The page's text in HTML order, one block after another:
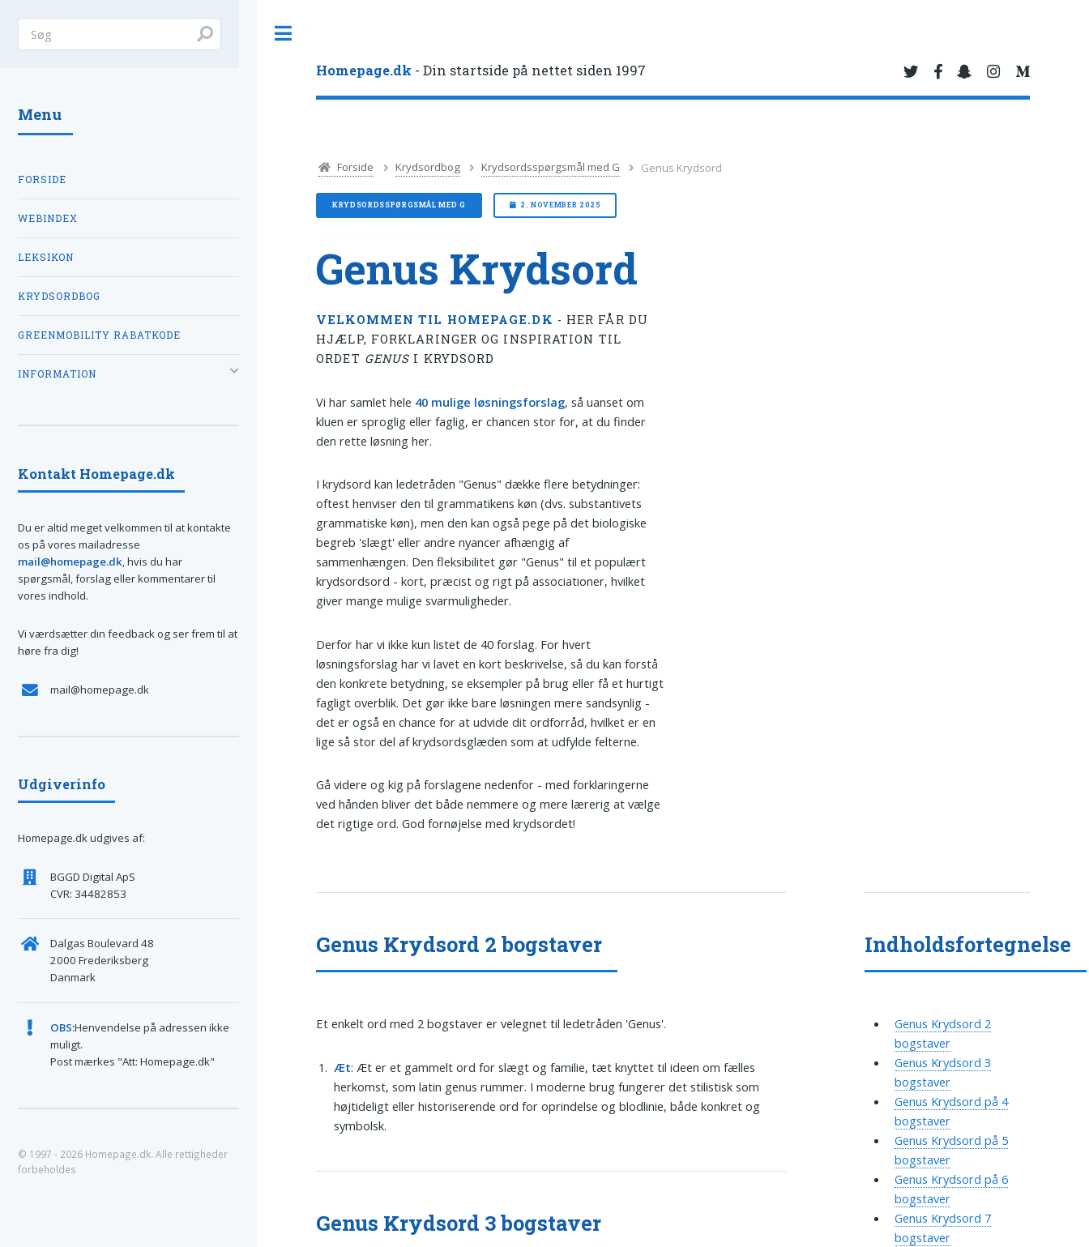
Homepage.dk - Din startside på nettet siden 1997
Forside Krydsordbog Krydsordsspørgsmål med G Genus Krydsord
KRYDSORDSSPØRGSMÅL MED G 2. NOVEMBER 2025
Genus Krydsord
VELKOMMEN TIL HOMEPAGE.DK - HER FÅR DU
HJÆLP, FORKLARINGER OG INSPIRATION TIL
ORDET GENUS I KRYDSORD
Vi har samlet hele 40 mulige løsningsforslag, så uanset om
kluen er sproglig eller faglig, er chancen stor for, at du finder
den rette løsning her.
I krydsord kan ledetråden "Genus" dække flere betydninger:
oftest henviser den til grammatikens køn (dvs. substantivets
grammatiske køn), men den kan også pege på det biologiske
begreb 'slægt' eller andre nyancer afhængig af
sammenhængen. Den fleksibilitet gør "Genus" til et populært
krydsordsord - kort, præcist og rigt på associationer, hvilket
giver mange mulige svarmuligheder.
Derfor har vi ikke kun listet de 40 forslag. For hvert
løsningsforslag har vi lavet en kort beskrivelse, så du kan forstå
den konkrete betydning, se eksempler på brug eller få et hurtigt
fagligt overblik. Det gør ikke bare løsningen mere sandsynlig -
det er også en chance for at udvide dit ordforråd, hvilket er en
lige så stor del af krydsordsglæden som at udfylde felterne.
Gå videre og kig på forslagene nedenfor - med forklaringerne
ved hånden bliver det både nemmere og mere lærerig at vælge
det rigtige ord. God fornøjelse med krydsordet!
Genus Krydsord 2 bogstaver
Et enkelt ord med 2 bogstaver er velegnet til ledetråden 'Genus'.
Æt: Æt er et gammelt ord for slægt og familie, tæt knyttet til ideen om fælles
herkomst, som latin genus rummer. I moderne brug fungerer det stilistisk som
højtideligt eller historiserende ord for oprindelse og blodlinie, både konkret og
symbolsk.
Genus Krydsord 3 bogstaver
Indholdsfortegnelse
Genus Krydsord 2
bogstaver
Genus Krydsord 3
bogstaver
Genus Krydsord på 4
bogstaver
Genus Krydsord på 5
bogstaver
Genus Krydsord på 6
bogstaver
Genus Krydsord 7
bogstaver
Menu
FORSIDE
WEBINDEX
LEKSIKON
KRYDSORDBOG
GREENMOBILITY RABATKODE
INFORMATION
Kontakt Homepage.dk
Du er altid meget velkommen til at kontakte
os på vores mailadresse
mail@homepage.dk, hvis du har
spørgsmål, forslag eller kommentarer til
vores indhold.
Vi værdsætter din feedback og ser frem til at
høre fra dig!
mail@homepage.dk
Udgiverinfo
Homepage.dk udgives af:
BGGD Digital ApS
CVR: 34482853
Dalgas Boulevard 48
2000 Frederiksberg
Danmark
OBS:Henvendelse på adressen ikke
muligt.
Post mærkes "Att: Homepage.dk"
© 1997 - 2026 Homepage.dk. Alle rettigheder
forbeholdes